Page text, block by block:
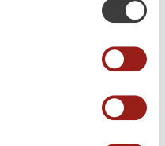
geografische Lage
identifizieren